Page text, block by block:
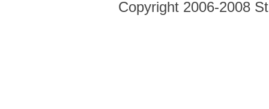
Copyright 2006-2008